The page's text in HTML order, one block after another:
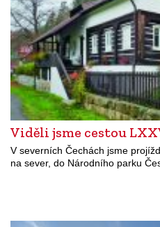
Viděli jsme cestou
V severních Čechách jsme
na sever, do Národního parku